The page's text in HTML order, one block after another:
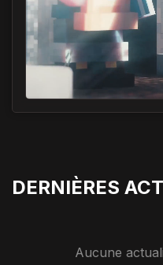
DERNIÈRES
Aucune